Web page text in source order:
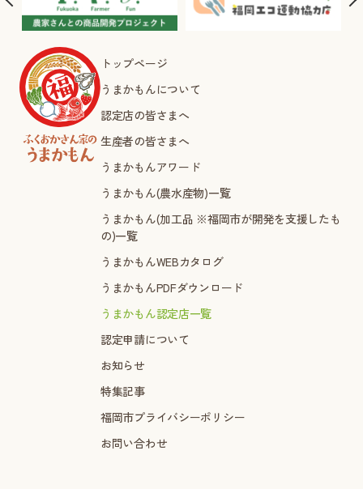
トップページ
うまかもんについて
認定店の皆さまへ
生産者の皆さまへ
うまかもんアワード
うまかもん(農水産物)一覧
うまかもん(加工品 ※福岡市が開発を支援したも
の)一覧
うまかもんWEBカタログ
うまかもんPDFダウンロード
うまかもん認定店一覧
認定申請について
お知らせ
特集記事
福岡市プライバシーポリシー
お問い合わせ